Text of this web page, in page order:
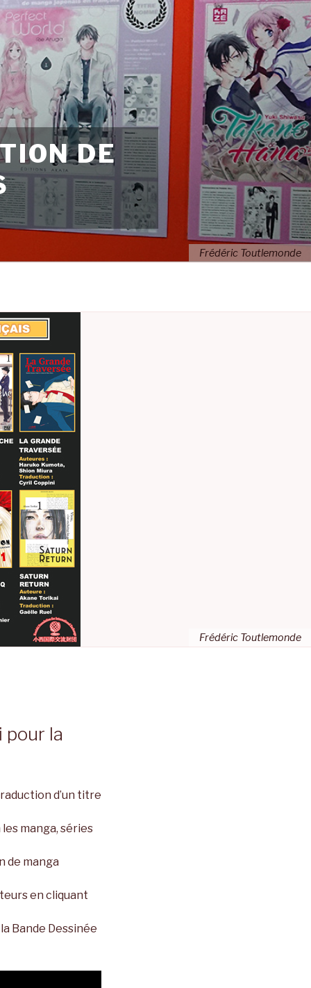
Frédéric Toutlemonde
DE
Frédéric Toutlemonde
pour la
d’un titre
manga, séries
de manga
en cliquant
Bande Dessinée